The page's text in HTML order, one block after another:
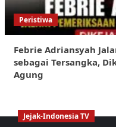
Peristiwa
Febrie Adriansyah
sebagai Tersangka,
Agung
Jejak-Indonesia TV